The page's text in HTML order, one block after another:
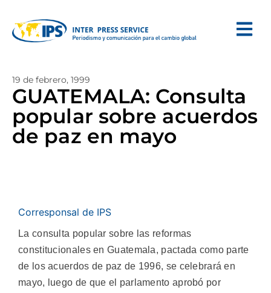
19 de febrero, 1999
GUATEMALA: Consulta
popular sobre acuerdos
de paz en mayo
Corresponsal de IPS
La consulta popular sobre las reformas
constitucionales en Guatemala, pactada como parte
de los acuerdos de paz de 1996, se celebrará en
mayo, luego de que el parlamento aprobó por